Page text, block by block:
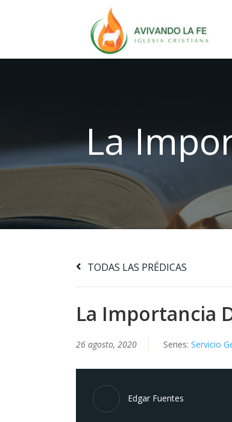
La
TODAS LAS PRÉDICAS
La Importancia
26 agosto, 2020 Series: Servicio
Edgar Fuentes